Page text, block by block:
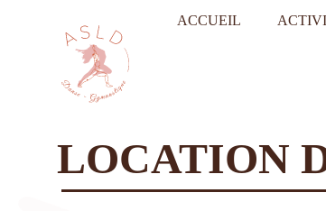
ACCUEIL
LOCATION